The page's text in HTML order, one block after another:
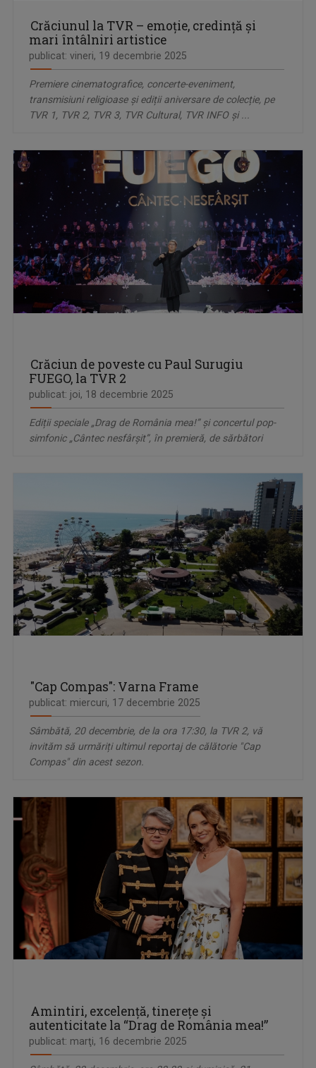
Crăciunul la TVR – emoție, credință și
mari întâlniri artistice
publicat: vineri, 19 decembrie 2025
Premiere cinematografice, concerte-eveniment,
transmisiuni religioase și ediții aniversare de colecție, pe
TVR 1, TVR 2, TVR 3, TVR Cultural, TVR INFO și ...
Crăciun de poveste cu Paul Surugiu
FUEGO, la TVR 2
publicat: joi, 18 decembrie 2025
Ediții speciale „Drag de România mea!” și concertul pop-
simfonic „Cântec nesfârșit”, în premieră, de sărbători
"Cap Compas": Varna Frame
publicat: miercuri, 17 decembrie 2025
Sâmbătă, 20 decembrie, de la ora 17:30, la TVR 2, vă
invităm să urmăriți ultimul reportaj de călătorie "Cap
Compas" din acest sezon.
Amintiri, excelență, tinereţe și
autenticitate la “Drag de România mea!”
publicat: marţi, 16 decembrie 2025